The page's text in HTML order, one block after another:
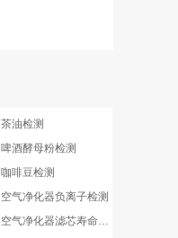
茶油检测
啤酒酵母粉检测
咖啡豆检测
空气净化器负离子检测
空气净化器滤芯寿命检测